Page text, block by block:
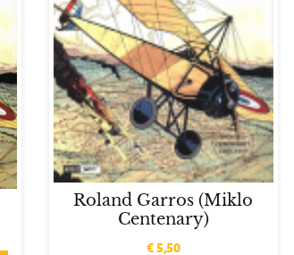
Roland Garros (Miklo
Centenary)
€5,50